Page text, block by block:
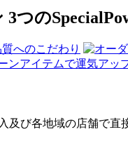
つの
及び各地域の店舗で